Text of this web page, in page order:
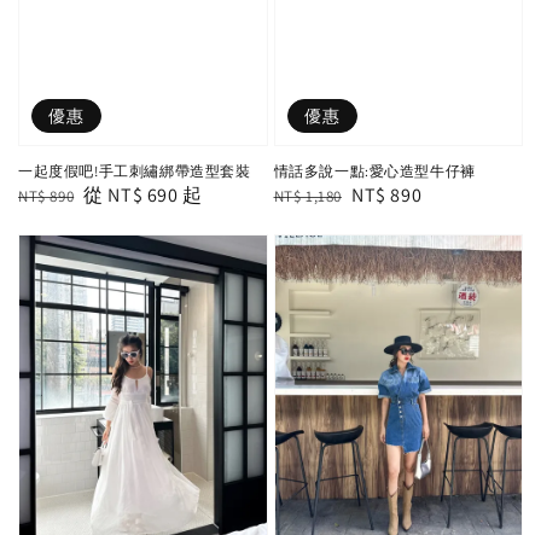
優惠
一起度假吧!手工刺繡綁帶造型套裝
Regular
NT$ 890 Sale
從 NT$ 690 起
優惠
情話多說一點:愛心造型牛仔褲
Regular
NT$ 1,180 Sale
NT$ 890